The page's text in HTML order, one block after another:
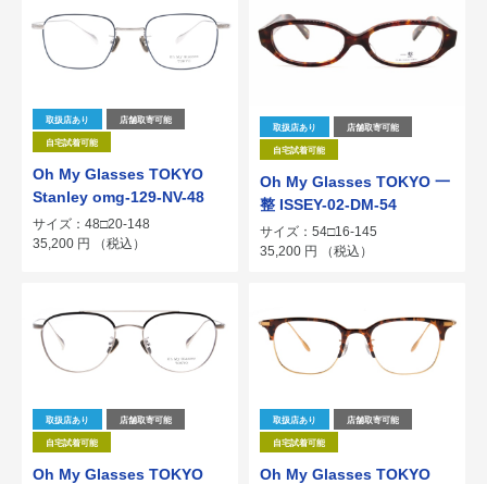
取扱店あり 店舗取寄可能
自宅試着可能
Oh My Glasses TOKYO
Stanley omg-129-NV-48
サイズ：48□20-148
35,200 円 （税込）
取扱店あり 店舗取寄可能
自宅試着可能
Oh My Glasses TOKYO 一
整 ISSEY-02-DM-54
サイズ：54□16-145
35,200 円 （税込）
取扱店あり 店舗取寄可能
自宅試着可能
Oh My Glasses TOKYO
取扱店あり 店舗取寄可能
自宅試着可能
Oh My Glasses TOKYO